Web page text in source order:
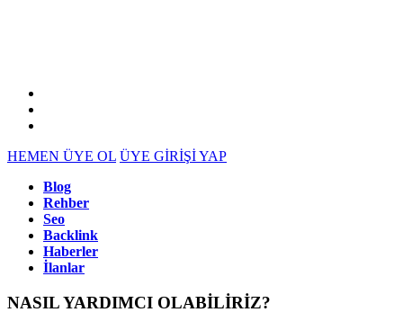
HEMEN ÜYE OL ÜYE GİRİŞİ YAP
Blog
Rehber
Seo
Backlink
Haberler
İlanlar
NASIL YARDIMCI OLABİLİRİZ?